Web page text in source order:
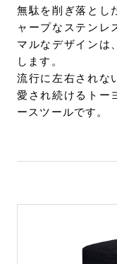
無駄を削ぎ落とし
ャープなステンレ
マルなデザインは
します。
流行に左右されな
愛され続けるトー
ースツールです。